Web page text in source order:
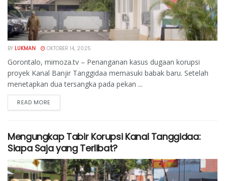
BY LUKMAN OKTOBER 14, 2025
Gorontalo, mimoza.tv – Penanganan kasus dugaan korupsi
proyek Kanal Banjir Tanggidaa memasuki babak baru. Setelah
menetapkan dua tersangka pada pekan ...
READ MORE
Mengungkap Tabir Korupsi Kanal Tanggidaa:
Siapa Saja yang Terlibat?